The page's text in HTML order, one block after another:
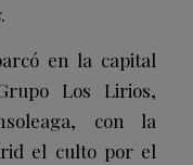
.
en la capital
Los Lirios,
con la
el culto por el